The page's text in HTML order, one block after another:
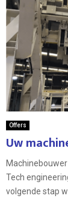
Offers
Uw
Tech
volgende stap